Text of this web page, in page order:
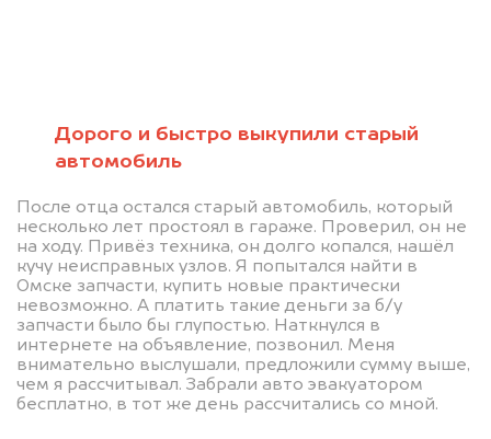
Дорого и быстро выкупили старый
автомобиль
После отца остался старый автомобиль, который
несколько лет простоял в гараже. Проверил, он не
на ходу. Привёз техника, он долго копался, нашёл
кучу неисправных узлов. Я попытался найти в
Омске запчасти, купить новые практически
невозможно. А платить такие деньги за б/у
запчасти было бы глупостью. Наткнулся в
интернете на объявление, позвонил. Меня
внимательно выслушали, предложили сумму выше,
чем я рассчитывал. Забрали авто эвакуатором
бесплатно, в тот же день рассчитались со мной.
БЕСПЛАТНО
автомобиля на разбор.
Мы купим ваше авто на 20.000 руб.
дороже, чем предлагают на
автоаукционах.